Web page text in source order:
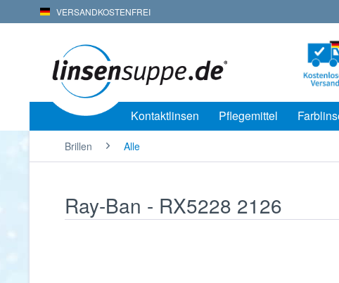
VERSANDKOSTENFREI
Kontaktlinsen Pflegemittel
Brillen Alle
Ray-Ban - RX5228 2126